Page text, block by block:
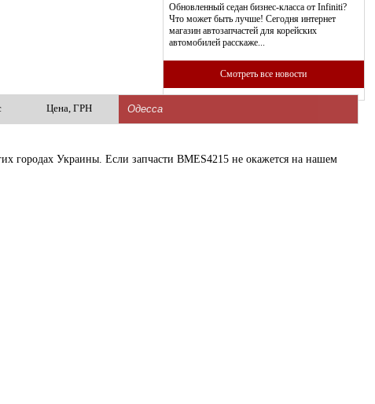
Обновленный седан бизнес-класса от Infiniti?
Что может быть лучше! Сегодня интернет
магазин автозапчастей для корейских
автомобилей расскаже...
Смотреть все новости
Цена, ГРН
городах Украины. Если запчасти BMES4215 не окажется на нашем